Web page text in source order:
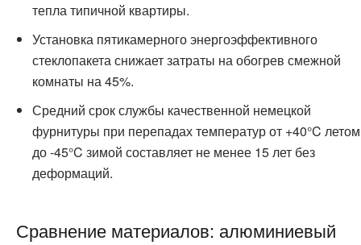
тепла типичной квартиры.
Установка пятикамерного энергоэффективного
стеклопакета снижает затраты на обогрев смежной
комнаты на 45%.
Средний срок службы качественной немецкой
фурнитуры при перепадах температур от +40°C летом
до -45°C зимой составляет не менее 15 лет без
деформаций.
Сравнение материалов: алюминиевый